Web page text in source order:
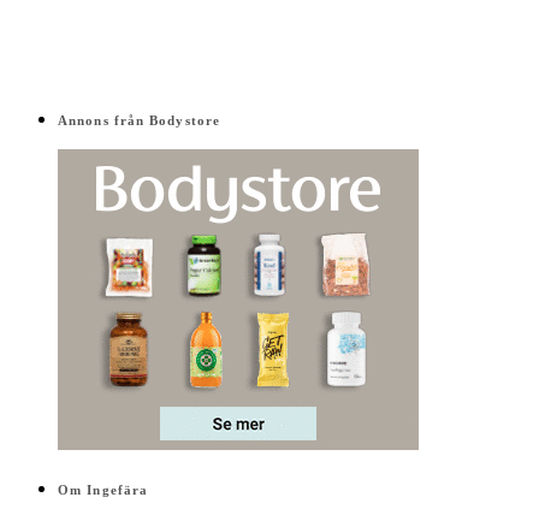
Annons från Bodystore
Om Ingefära